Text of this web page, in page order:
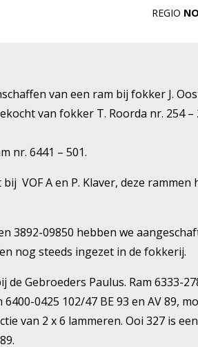
REGIO
van een ram bij fokker J.
van fokker T. Roorda nr. 254 –
nr. 6441 – 501.
VOF A en P. Klaver, deze rammen
3892-09850 hebben we
nog steeds ingezet in de fokkerij.
Gebroeders Paulus. Ram 6333-
0425 102/47 BE 93 en AV 89,
van 2 x 6 lammeren. Ooi 327 is